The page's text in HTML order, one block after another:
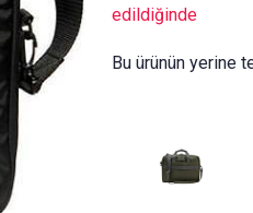
edildiğinde
Bu ürünün yerine